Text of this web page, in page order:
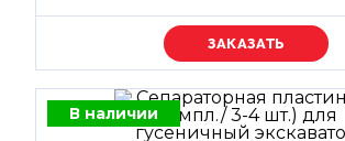
Уточняйте цену
В наличии